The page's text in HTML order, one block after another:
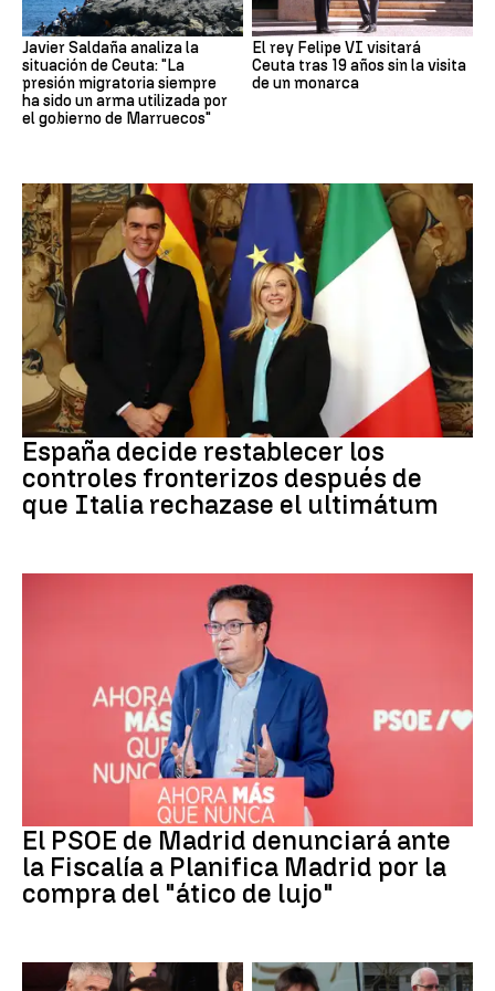
Javier Saldaña analiza la
situación de Ceuta: "La
presión migratoria siempre
ha sido un arma utilizada por
el gobierno de Marruecos"
El rey Felipe VI visitará
Ceuta tras 19 años sin la visita
de un monarca
CRISIS MIGRATORIA
España decide restablecer los
controles fronterizos después de
que Italia rechazase el ultimátum
El PSOE de Madrid denunciará ante
la Fiscalía a Planifica Madrid por la
compra del "ático de lujo"